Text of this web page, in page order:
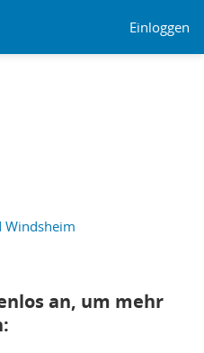
Einloggen
Windsheim
an, um mehr